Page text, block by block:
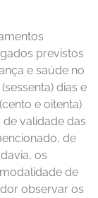
previstos
e saúde no
dias e
e oitenta)
validade das
de
os
de
observar os